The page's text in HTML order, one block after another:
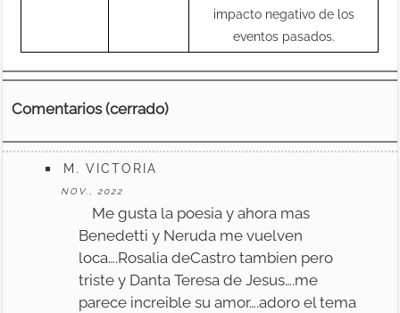
impacto negativo de los
eventos pasados.
Comentarios (cerrado)
M. VICTORIA
NOV., 2022
Me gusta la poesia y ahora mas
Benedetti y Neruda me vuelven
loca….Rosalia deCastro tambien pero
triste y Danta Teresa de Jesus….me
parece increible su amor….adoro el tema